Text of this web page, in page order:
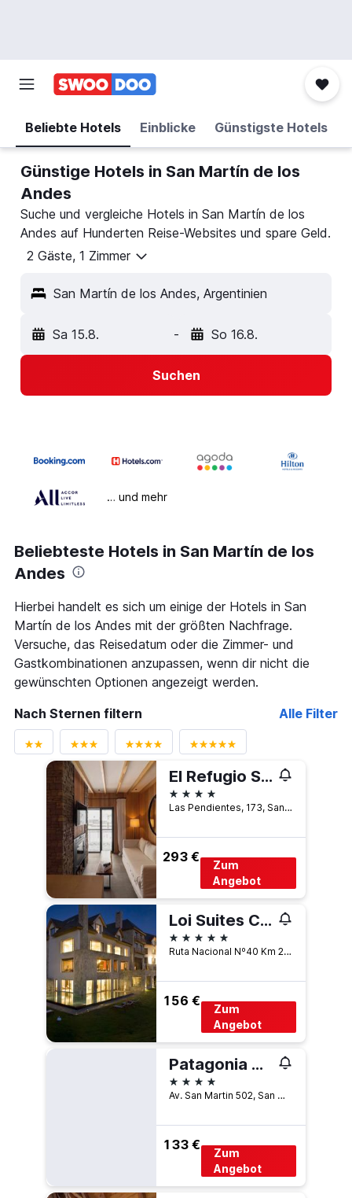
Beliebte Hotels Einblicke Günstigste Hotels
Günstige Hotels in San Martín de los
Andes
Suche und vergleiche Hotels in San Martín de los
Andes auf Hunderten Reise-Websites und spare Geld.
2 Gäste, 1 Zimmer
San Martín de los Andes, Argentinien
Sa 15.8. - So 16.8.
Suchen
… und mehr
Beliebteste Hotels in San Martín de los
Andes
Hierbei handelt es sich um einige der Hotels in San
Martín de los Andes mit der größten Nachfrage.
Versuche, das Reisedatum oder die Zimmer- und
Gastkombinationen anzupassen, wenn dir nicht die
gewünschten Optionen angezeigt werden.
Nach Sternen filtern
Alle Filter
El Refugio Ski & Summer Lodge
4 Sterne
Las Pendientes, 173, San Martín de los Andes, Neuquén, Argentinien
293 €
Zum
Angebot
Loi Suites Chapelco Hotel
5 Sterne
Ruta Nacional Nº40 Km 2227, San Martín de los Andes, Neuquén, Argentinien
156 €
Zum
Angebot
Patagonia Plaza
4 Sterne
Av. San Martin 502, San Martín de los Andes, Neuquén, Argentinien
133 €
Zum
Angebot